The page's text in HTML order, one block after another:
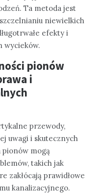
Ta metoda jest
niewielkich
efekty i
wycieków.
pionów
i
przewody,
uwagi i skutecznych
pionów mogą
takich jak
zakłócają prawidłowe
kanalizacyjnego.